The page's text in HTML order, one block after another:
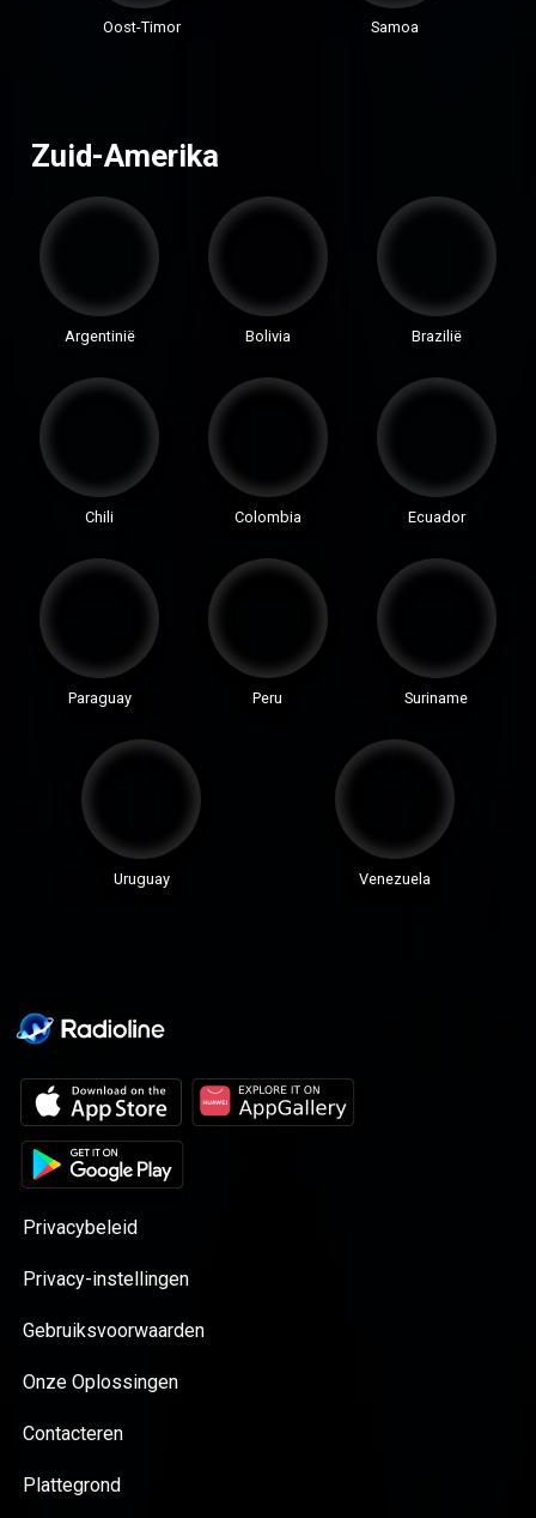
Oost-Timor Samoa
Zuid-Amerika
Argentinië Bolivia Brazilië
Chili Colombia Ecuador
Paraguay Peru Suriname
Uruguay Venezuela
Privacybeleid
Privacy-instellingen
Gebruiksvoorwaarden
Onze Oplossingen
Contacteren
Plattegrond